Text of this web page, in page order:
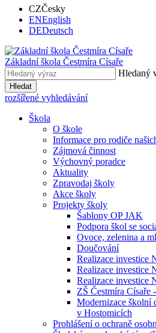
CZČesky
ENEnglish
DEDeutsch
Základní škola Čestmíra Císaře
Hledaný
Hledat
rozšířené vyhledávání
Škola
O škole
Informace pro rodiče
Zájmová činnost
Výchovný poradce
Aktuality
Zpravodaj školy
Akce školy
Projekty školy
Šablony OP JAK
Podpora škol se
Ovoce, zelenina a
Doučování
Realizace investice
Realizace investice
Realizace investice
ZŠ Čestmíra Císaře
Modernizace školní
v Hostomicích
Prohlášení o ochraně